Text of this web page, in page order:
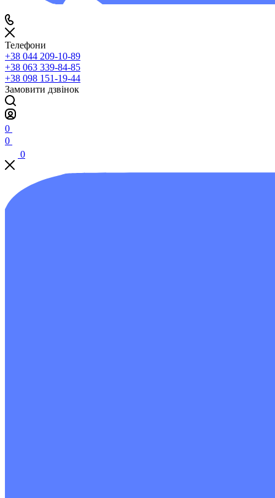
Телефони
+38 044 209-10-89
+38 063 339-84-85
+38 098 151-19-44
Замовити дзвінок
0
0
0